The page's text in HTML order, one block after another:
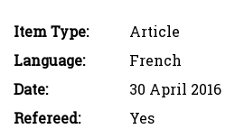
Item Type:
Article
Language:
French
Date:
30 April 2016
Refereed:
Yes